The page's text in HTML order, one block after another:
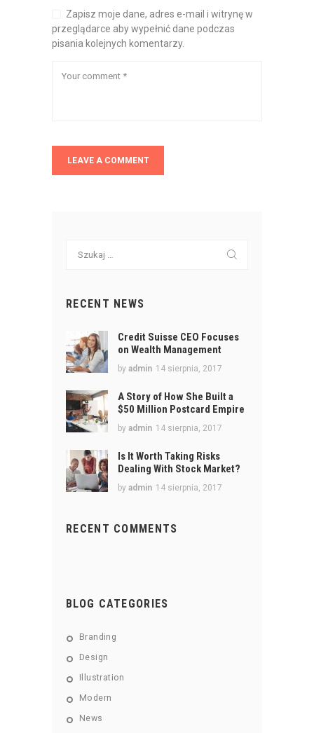
Zapisz moje dane, adres e-mail i witrynę w
przeglądarce aby wypełnić dane podczas
pisania kolejnych komentarzy.
RECENT NEWS
Credit Suisse CEO Focuses
on Wealth Management
byadmin 14 sierpnia, 2017
A Story of How She Built a
$50 Million Postcard Empire
byadmin 14 sierpnia, 2017
Is It Worth Taking Risks
Dealing With Stock Market?
byadmin 14 sierpnia, 2017
RECENT COMMENTS
BLOG CATEGORIES
Branding
Design
Illustration
Modern
News